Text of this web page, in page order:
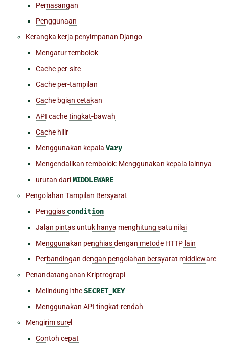
Pemasangan
Penggunaan
Kerangka kerja penyimpanan Django
Mengatur tembolok
Cache per-site
Cache per-tampilan
Cache bgian cetakan
API cache tingkat-bawah
Cache hilir
Menggunakan kepala Vary
Mengendalikan tembolok: Menggunakan kepala lainnya
urutan dariMIDDLEWARE
Pengolahan Tampilan Bersyarat
Penggias condition
Jalan pintas untuk hanya menghitung satu nilai
Menggunakan penghias dengan metode HTTP lain
Perbandingan dengan pengolahan bersyarat middleware
Penandatanganan Kriptrograpi
Melindungi theSECRET_KEY
Menggunakan API tingkat-rendah
Mengirim surel
Contoh cepat